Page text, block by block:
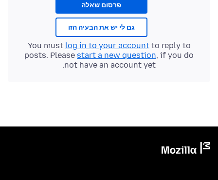
פרסום שאלה
גם לי יש את הבעיה הזו
You must log in to your accountto reply to
posts. Please start a new question, if you do
not have an account yet.